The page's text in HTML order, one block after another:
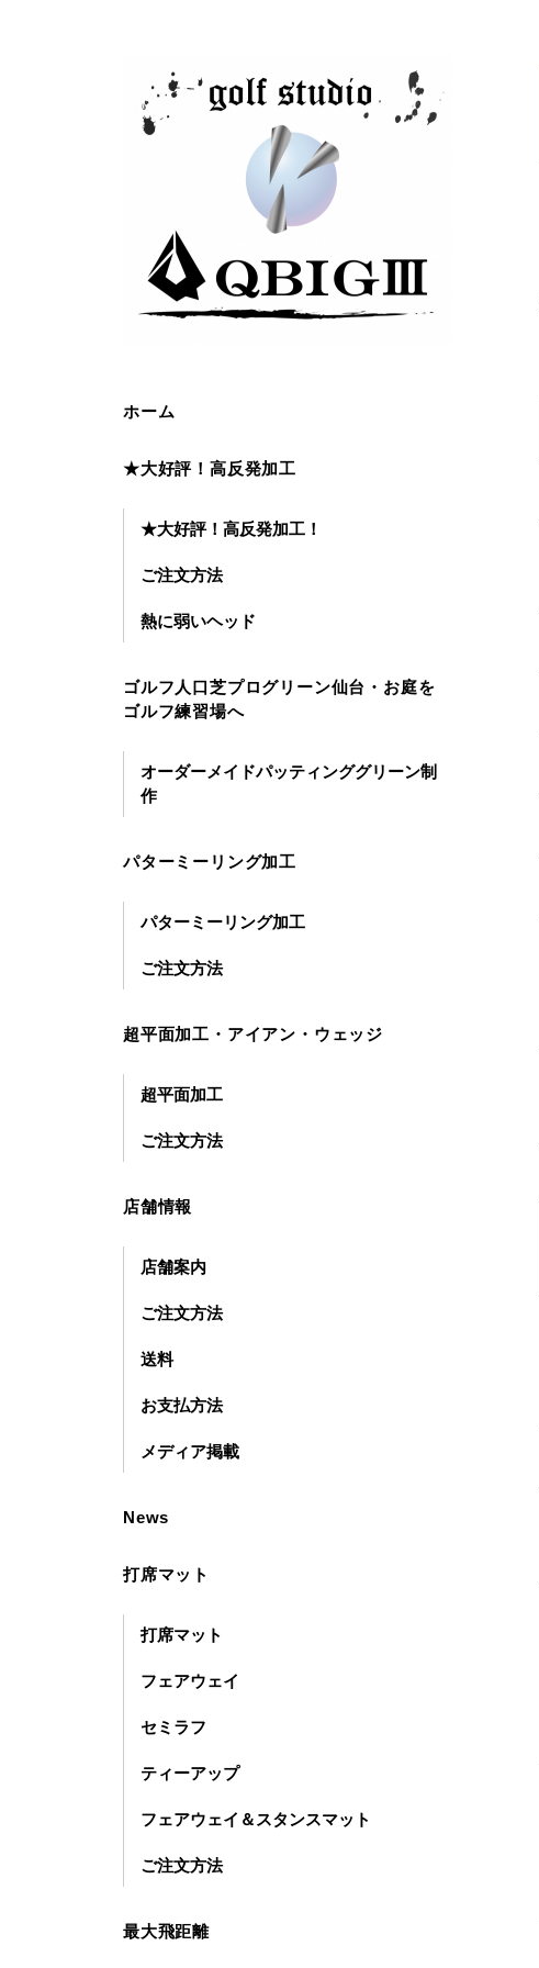
ホーム
★大好評！高反発加工
★大好評！高反発加工！
ご注文方法
熱に弱いヘッド
ゴルフ人口芝プログリーン仙台・お庭を
ゴルフ練習場へ
オーダーメイドパッティンググリーン制
作
パターミーリング加工
パターミーリング加工
ご注文方法
超平面加工・アイアン・ウェッジ
超平面加工
ご注文方法
店舗情報
店舗案内
ご注文方法
送料
お支払方法
メディア掲載
News
打席マット
打席マット
フェアウェイ
セミラフ
ティーアップ
フェアウェイ＆スタンスマット
ご注文方法
最大飛距離